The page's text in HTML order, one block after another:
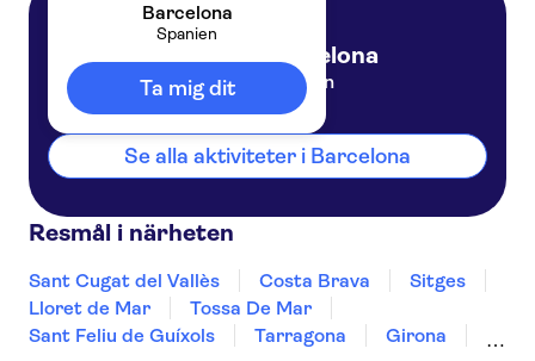
Barcelona
Spanien
Ta mig dit
Barcelona
Spanien
Se alla aktiviteter i Barcelona
Resmål i närheten
Sant Cugat del Vallès Costa Brava
Sitges
Lloret de Mar
Tossa De Mar
Sant Feliu de Guíxols
Tarragona
Girona